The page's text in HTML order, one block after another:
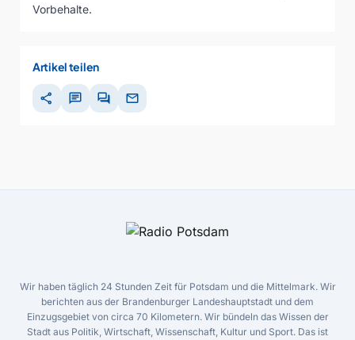
Vorbehalte.
Artikel teilen
share chat forum mail
Wir haben täglich 24 Stunden Zeit für Potsdam und die Mittelmark. Wir
berichten aus der Brandenburger Landeshauptstadt und dem
Einzugsgebiet von circa 70 Kilometern. Wir bündeln das Wissen der
Stadt aus Politik, Wirtschaft, Wissenschaft, Kultur und Sport. Das ist